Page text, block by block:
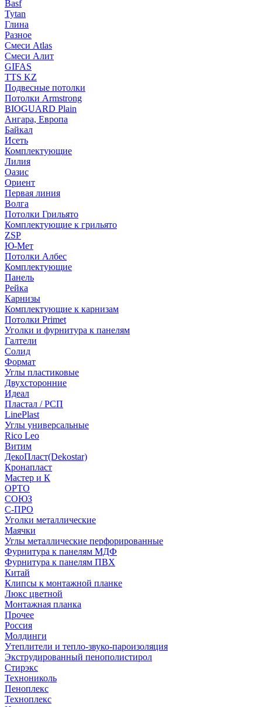
Basf
Tytan
Глина
Разное
Смеси Atlas
Смеси Алит
GIFAS
TTS KZ
Подвесные потолки
Потолки Armstrong
BIOGUARD Plain
Ангара, Европа
Байкал
Исеть
Комплектующие
Лилия
Оазис
Ориент
Первая линия
Волга
Потолки Грильято
Комплектующие к грильято
ZSP
Ю-Мет
Потолки Албес
Комплектующие
Панель
Рейка
Карнизы
Комплектующие к карнизам
Потолки Primet
Уголки и фурнитура к панелям
Галтели
Солид
Формат
Углы пластиковые
Двухсторонние
Идеал
Пластал / РСП
LinePlast
Углы универсальные
Rico Leo
Витим
ДекоПласт(Dekostar)
Кронапласт
Мастер и К
ОРТО
СОЮЗ
С-ПРО
Уголки металлические
Маячки
Углы металлические перфорированные
Фурнитура к панелям МДФ
Фурнитура к панелям ПВХ
Китай
Клипсы к монтажной планке
Люкс цветной
Монтажная планка
Прочее
Россия
Молдинги
Утеплители и тепло-звуко-пароизоляция
Экструдированный пенополистирол
Стирэкс
Технониколь
Пеноплекс
Техноплекс